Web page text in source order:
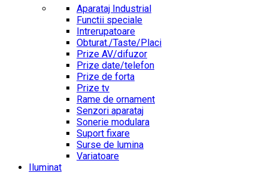
Aparataj Industrial
Functii speciale
Intrerupatoare
Obturat./Taste/Placi
Prize AV/difuzor
Prize date/telefon
Prize de forta
Prize tv
Rame de ornament
Senzori aparataj
Sonerie modulara
Suport fixare
Surse de lumina
Variatoare
Iluminat